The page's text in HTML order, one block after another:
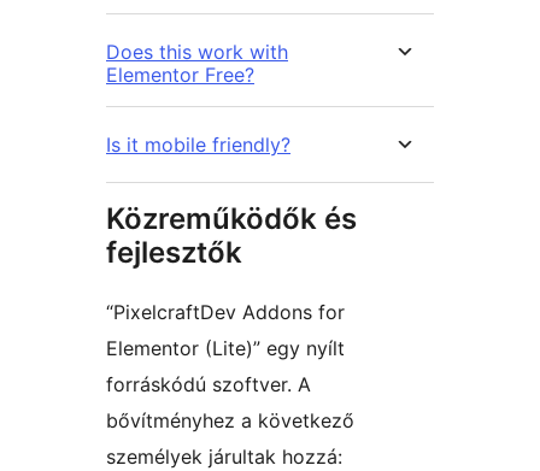
Does this work with
Elementor Free?
Is it mobile friendly?
Közreműködők és
fejlesztők
“PixelcraftDev Addons for
Elementor (Lite)” egy nyílt
forráskódú szoftver. A
bővítményhez a következő
személyek járultak hozzá: